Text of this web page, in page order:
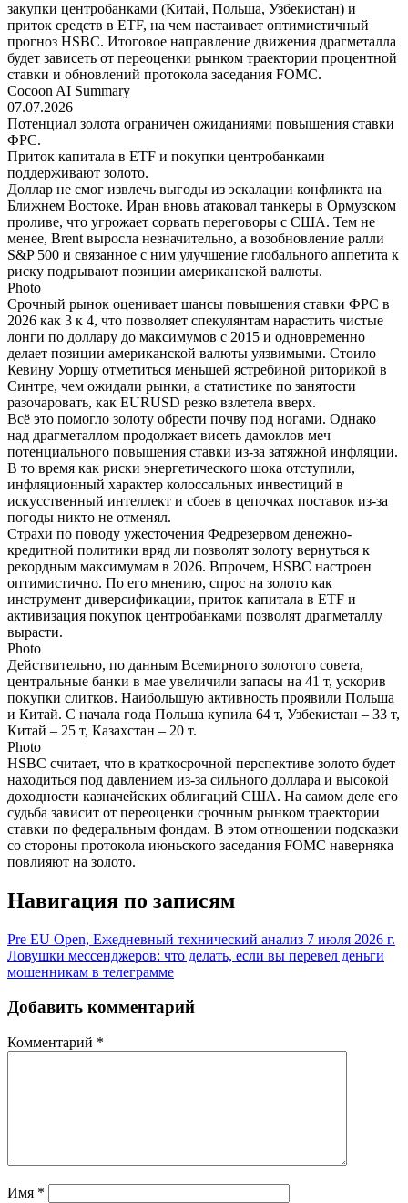
закупки центробанками (Китай, Польша, Узбекистан) и
приток средств в ETF, на чем настаивает оптимистичный
прогноз HSBC. Итоговое направление движения драгметалла
будет зависеть от переоценки рынком траектории процентной
ставки и обновлений протокола заседания FOMC.
Cocoon AI Summary
07.07.2026
Потенциал золота ограничен ожиданиями повышения ставки
ФРС.
Приток капитала в ETF и покупки центробанками
поддерживают золото.
Доллар не смог извлечь выгоды из эскалации конфликта на
Ближнем Востоке. Иран вновь атаковал танкеры в Ормузском
проливе, что угрожает сорвать переговоры с США. Тем не
менее, Brent выросла незначительно, а возобновление ралли
S&P 500 и связанное с ним улучшение глобального аппетита к
риску подрывают позиции американской валюты.
Photo
Срочный рынок оценивает шансы повышения ставки ФРС в
2026 как 3 к 4, что позволяет спекулянтам нарастить чистые
лонги по доллару до максимумов с 2015 и одновременно
делает позиции американской валюты уязвимыми. Стоило
Кевину Уоршу отметиться меньшей ястребиной риторикой в
Синтре, чем ожидали рынки, а статистике по занятости
разочаровать, как EURUSD резко взлетела вверх.
Всё это помогло золоту обрести почву под ногами. Однако
над драгметаллом продолжает висеть дамоклов меч
потенциального повышения ставки из-за затяжной инфляции.
В то время как риски энергетического шока отступили,
инфляционный характер колоссальных инвестиций в
искусственный интеллект и сбоев в цепочках поставок из-за
погоды никто не отменял.
Страхи по поводу ужесточения Федрезервом денежно-
кредитной политики вряд ли позволят золоту вернуться к
рекордным максимумам в 2026. Впрочем, HSBC настроен
оптимистично. По его мнению, спрос на золото как
инструмент диверсификации, приток капитала в ETF и
активизация покупок центробанками позволят драгметаллу
вырасти.
Photo
Действительно, по данным Всемирного золотого совета,
центральные банки в мае увеличили запасы на 41 т, ускорив
покупки слитков. Наибольшую активность проявили Польша
и Китай. С начала года Польша купила 64 т, Узбекистан – 33 т,
Китай – 25 т, Казахстан – 20 т.
Photo
HSBC считает, что в краткосрочной перспективе золото будет
находиться под давлением из-за сильного доллара и высокой
доходности казначейских облигаций США. На самом деле его
судьба зависит от переоценки срочным рынком траектории
ставки по федеральным фондам. В этом отношении подсказки
со стороны протокола июньского заседания FOMC наверняка
повлияют на золото.
Навигация по записям
Pre EU Open, Ежедневный технический анализ 7 июля 2026 г.
Ловушки мессенджеров: что делать, если вы перевел деньги
мошенникам в телеграмме
Добавить комментарий
Комментарий *
Имя *